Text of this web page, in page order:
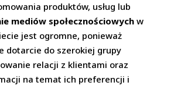
produktów, usług lub
mediów społecznościowych w
jest ogromne, ponieważ
dotarcie do szerokiej grupy
relacji z klientami oraz
na temat ich preferencji i